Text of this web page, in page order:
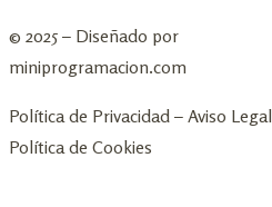
© 2025 – Diseñado por
miniprogramacion.com
Política de Privacidad – Aviso Legal
Política de Cookies